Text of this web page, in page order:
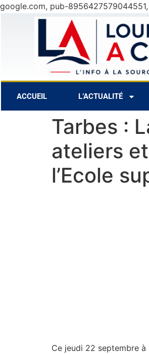
google.com, pub-
9 Août 30°C
ACCUEIL L’ACTUALITÉ
Tarbes :
ateliers
l’Ecole
Ce jeudi 22 septembre